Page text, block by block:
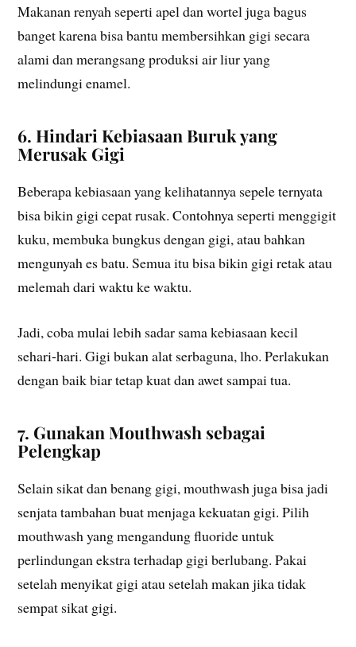
Makanan renyah seperti apel dan wortel juga bagus
banget karena bisa bantu membersihkan gigi secara
alami dan merangsang produksi air liur yang
melindungi enamel.
6. Hindari Kebiasaan Buruk yang
Merusak Gigi
Beberapa kebiasaan yang kelihatannya sepele ternyata
bisa bikin gigi cepat rusak. Contohnya seperti menggigit
kuku, membuka bungkus dengan gigi, atau bahkan
mengunyah es batu. Semua itu bisa bikin gigi retak atau
melemah dari waktu ke waktu.
Jadi, coba mulai lebih sadar sama kebiasaan kecil
sehari-hari. Gigi bukan alat serbaguna, lho. Perlakukan
dengan baik biar tetap kuat dan awet sampai tua.
7. Gunakan Mouthwash sebagai
Pelengkap
Selain sikat dan benang gigi, mouthwash juga bisa jadi
senjata tambahan buat menjaga kekuatan gigi. Pilih
mouthwash yang mengandung fluoride untuk
perlindungan ekstra terhadap gigi berlubang. Pakai
setelah menyikat gigi atau setelah makan jika tidak
sempat sikat gigi.